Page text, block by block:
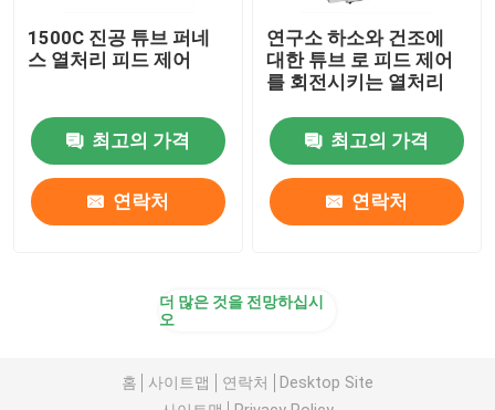
1500C 진공 튜브 퍼네
스 열처리 피드 제어
최고의 가격
연락처
연구소 하소와 건조에
대한 튜브 로 피드 제어
를 회전시키는 열처리
최고의 가격
연락처
더 많은 것을 전망하십시
오
홈 사이트맵 연락처
Desktop Site